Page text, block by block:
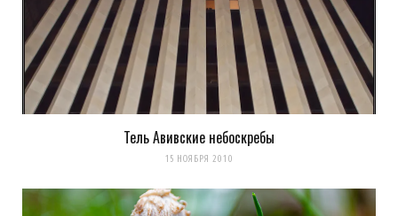
Тель Авивские небоскребы
15 НОЯБРЯ 2010